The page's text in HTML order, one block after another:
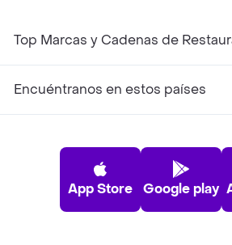
Top Marcas y Cadenas de
Encuéntranos en estos países
App Store Google play